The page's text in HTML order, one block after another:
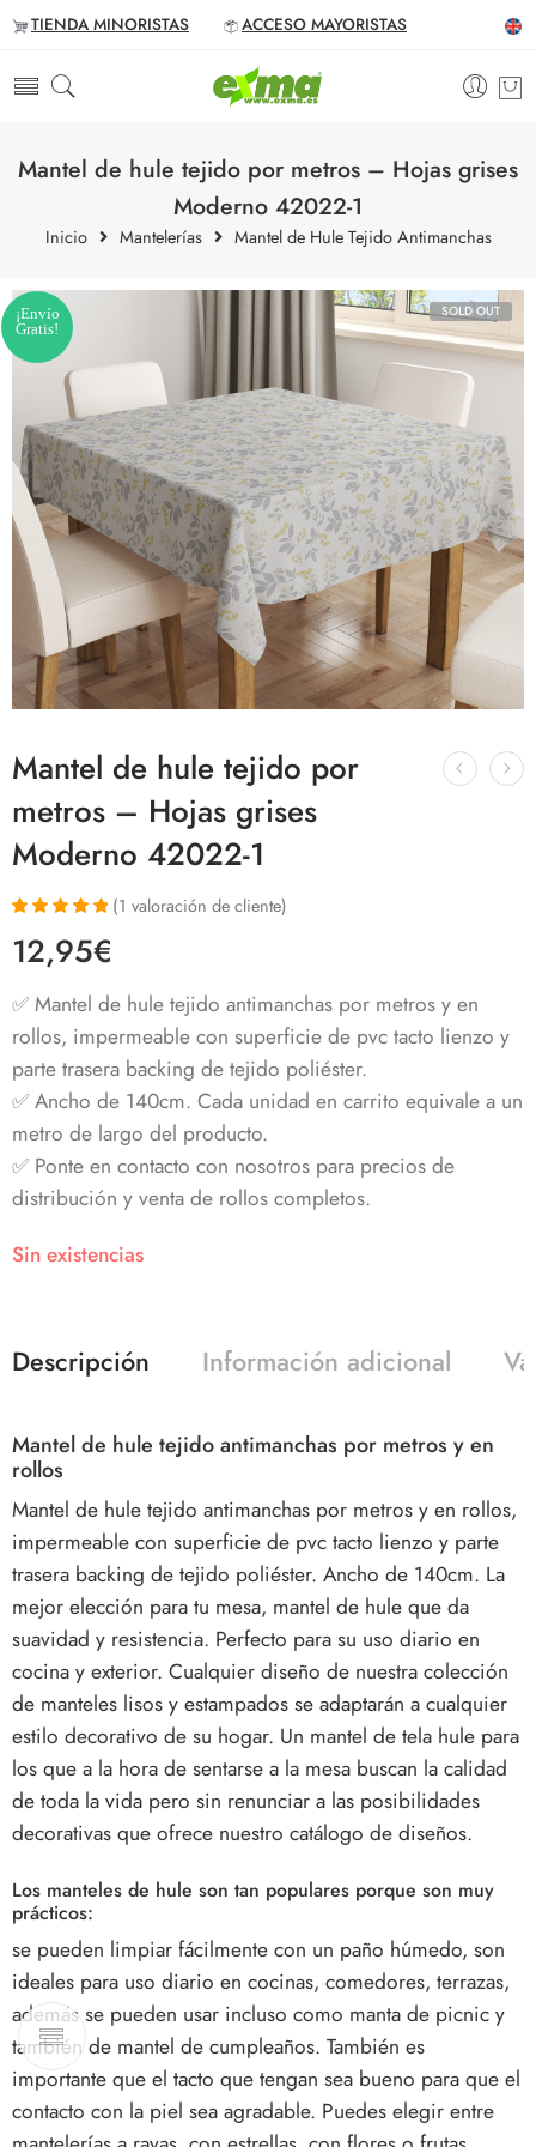
TIENDA MINORISTAS ACCESO MAYORISTAS
Mantel de hule tejido por metros – Hojas grises
Moderno 42022-1
Inicio Mantelerías Mantel de Hule Tejido Antimanchas
SOLD OUT
¡Envío
Gratis!
Mantel de hule tejido por
metros – Hojas grises
Moderno 42022-1
5.00de 5 en
base a
un cliente
(1 valoración de cliente)
12,95€
✅ Mantel de hule tejido antimanchas por metros y en
rollos, impermeable con superficie de pvc tacto lienzo y
parte trasera backing de tejido poliéster.
✅ Ancho de 140cm. Cada unidad en carrito equivale a un
metro de largo del producto.
✅ Ponte en contacto con nosotros para precios de
distribución y venta de rollos completos.
Sin existencias
Descripción Información adicional
Mantel de hule tejido antimanchas por metros y en
rollos
Mantel de hule tejido antimanchas por metros y en rollos,
impermeable con superficie de pvc tacto lienzo y parte
trasera backing de tejido poliéster. Ancho de 140cm. La
mejor elección para tu mesa, mantel de hule que da
suavidad y resistencia. Perfecto para su uso diario en
cocina y exterior. Cualquier diseño de nuestra colección
de manteles lisos y estampados se adaptarán a cualquier
estilo decorativo de su hogar. Un mantel de tela hule para
los que a la hora de sentarse a la mesa buscan la calidad
de toda la vida pero sin renunciar a las posibilidades
decorativas que ofrece nuestro catálogo de diseños.
Los manteles de hule son tan populares porque son muy
prácticos:
se pueden limpiar fácilmente con un paño húmedo, son
ideales para uso diario en cocinas, comedores, terrazas,
además se pueden usar incluso como manta de picnic y
también de mantel de cumpleaños. También es
importante que el tacto que tengan sea bueno para que el
contacto con la piel sea agradable. Puedes elegir entre